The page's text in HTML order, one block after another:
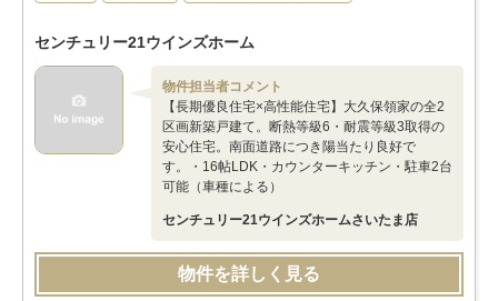
センチュリー21ウインズホーム
物件担当者コメント
【長期優良住宅×高性能住宅】大久保領家の全2
区画新築戸建て。断熱等級6・耐震等級3取得の
安心住宅。南面道路につき陽当たり良好で
す。・16帖LDK・カウンターキッチン・駐車2台
可能（車種による）
センチュリー21ウインズホームさいたま店
物件を詳しく見る